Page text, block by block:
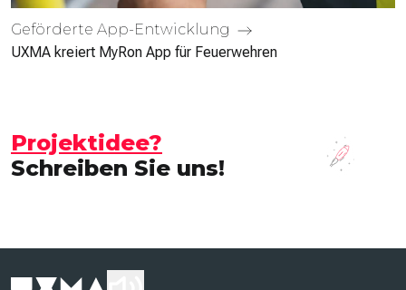
Geförderte App-Entwicklung
UXMA kreiert MyRon App für Feuerwehren
Projektidee?
Schreiben Sie uns!